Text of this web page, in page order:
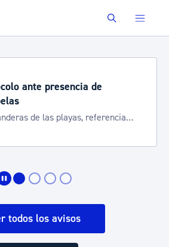
Buscar
ante presencia de
de las playas, referencia
todos los avisos